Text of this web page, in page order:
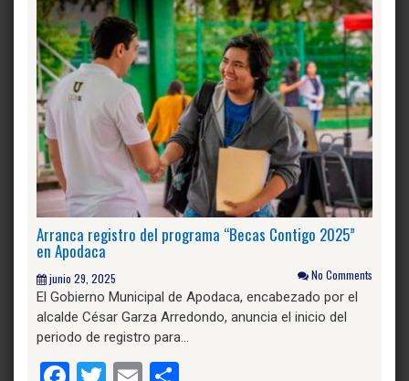
Arranca registro del programa “Becas Contigo 2025”
en Apodaca
junio 29, 2025 No Comments
El Gobierno Municipal de Apodaca, encabezado por el
alcalde César Garza Arredondo, anuncia el inicio del
periodo de registro para…